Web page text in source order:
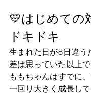
💛はじめての
ドキドキ
生まれた日が8日違う
差は思っていた以上で
ももちゃんはすでに
一回り大きく成長して